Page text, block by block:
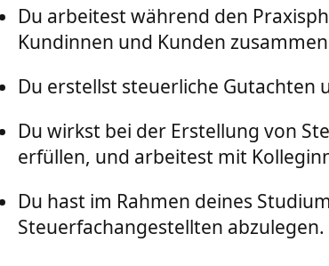
Du arbeitest während den
Kundinnen und Kunden
Du erstellst steuerliche
Du wirkst bei der Erstellung von
erfüllen, und arbeitest mit
Du hast im Rahmen deines
Steuerfachangestellten abzulegen.